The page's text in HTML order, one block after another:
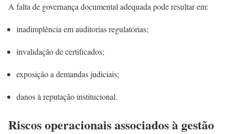
A falta de governança documental adequada pode resultar em:
inadimplência em auditorias regulatórias;
invalidação de certificados;
exposição a demandas judiciais;
danos à reputação institucional.
Riscos operacionais associados à gestão